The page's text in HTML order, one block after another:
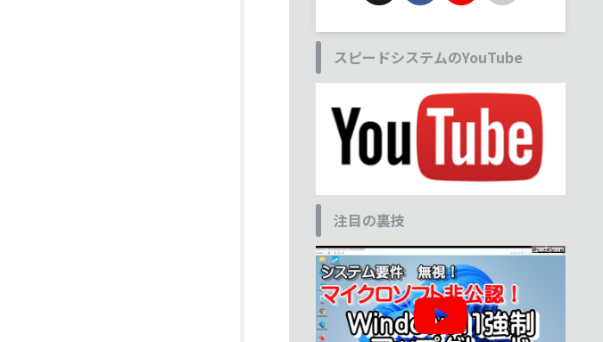
スピードシステムのYouTube
注目の裏技